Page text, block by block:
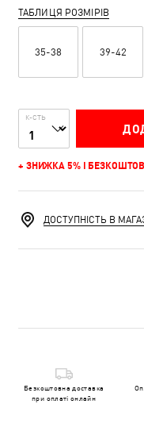
ТАБЛИЦЯ РОЗМІРІВ
35-38 39-42
К-СТЬ
+ ЗНИЖКА 5% І
ДОСТУПНІСТЬ В
Безкоштовна доставка
при оплаті онлайн